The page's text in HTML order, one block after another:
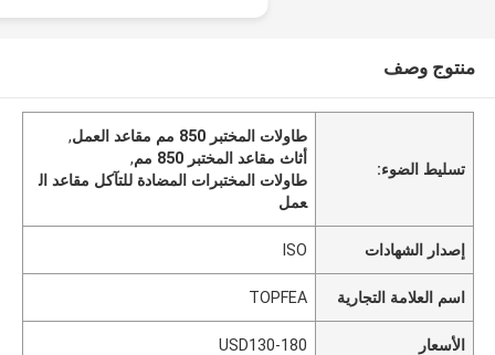
منتوج وصف
تسليط الضوء:
طاولات المختبر 850 مم مقاعد العمل
,
أثاث مقاعد المختبر 850 مم
,
طاولات المختبرات المضادة للتآكل مقاعد ال
عمل
إصدار الشهادات ISO
اسم العلامة التجارية TOPFEA
الأسعار USD130-180